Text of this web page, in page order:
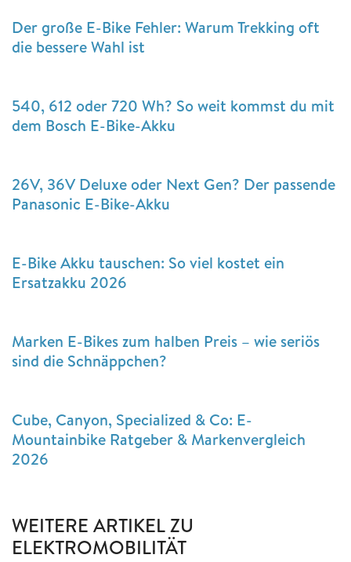
Der große E-Bike Fehler: Warum Trekking oft
die bessere Wahl ist
540, 612 oder 720 Wh? So weit kommst du mit
dem Bosch E-Bike-Akku
26V, 36V Deluxe oder Next Gen? Der passende
Panasonic E-Bike-Akku
E-Bike Akku tauschen: So viel kostet ein
Ersatzakku 2026
Marken E-Bikes zum halben Preis – wie seriös
sind die Schnäppchen?
Cube, Canyon, Specialized & Co: E-
Mountainbike Ratgeber & Markenvergleich
2026
WEITERE ARTIKEL ZU
ELEKTROMOBILITÄT